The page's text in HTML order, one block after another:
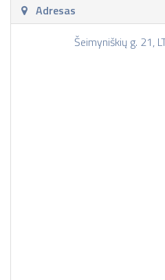
Adresas
Šeimyniškių g. 21,